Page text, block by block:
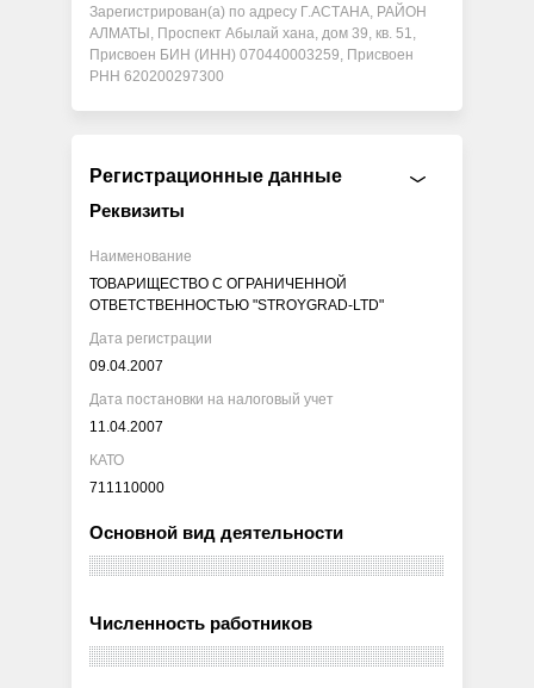
Зарегистрирован(а) по адресу Г.АСТАНА, РАЙОН
АЛМАТЫ, Проспект Абылай хана, дом 39, кв. 51,
Присвоен БИН (ИНН) 070440003259, Присвоен
РНН 620200297300
Регистрационные данные
Реквизиты
Наименование
ТОВАРИЩЕСТВО С ОГРАНИЧЕННОЙ
ОТВЕТСТВЕННОСТЬЮ "STROYGRAD-LTD"
Дата регистрации
09.04.2007
Дата постановки на налоговый учет
11.04.2007
КАТО
711110000
Основной вид деятельности
Численность работников